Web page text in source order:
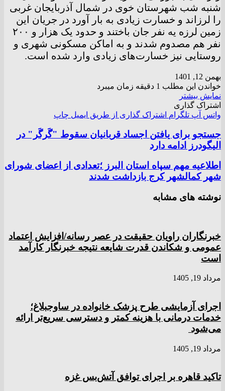
شنبه شب شهرستان خوی در شمال آذربایجان غربی
را لرزاند ‌و خسارت زیادی به بار آورد در جریان این
زمین لرزه یه نفر جان باختند و حدود یک هزار و ۲۰۰
نفر هم مصدوم شدند و به اماکن مسکونی شهری و
روستایی نیز خسارت‌های زیادی وارد شده است.
بهمن 12, 1401
خواندن این مطلب 1 دقیقه زمان میبرد
نمایش بیشتر
اشتراک گذاری
واتس آپ تلگرام اشتراک گذاری از طریق ایمیل چاپ
جستجو برای یافتن اجساد قربانیان سقوط "گَرگَر" در
الیگودرز ادامه دارد
اطلاعیه مهم سپاه استان البرز ؛تعدادی از اعضای شورای
شهر کمالشهر کرج بازداشت شدند
نوشته های مشابه
خبرنگاران راویان حقیقت در عصر رسانه/افزایش اعتماد
عمومی و شکاندن قدرت شایعه نتیجه خبرنگار کارآمد
است
مرداد 19, 1405
اجرای آزمایشی طرح پزشک خانواده در ساوجبلاغ؛
خدمات درمانی با هزینه کمتر و دسترسی سریع‌تر ارائه
می‌شود
مرداد 19, 1405
تاکید قاهره بر اجرای توافق آتش‌بس غزه